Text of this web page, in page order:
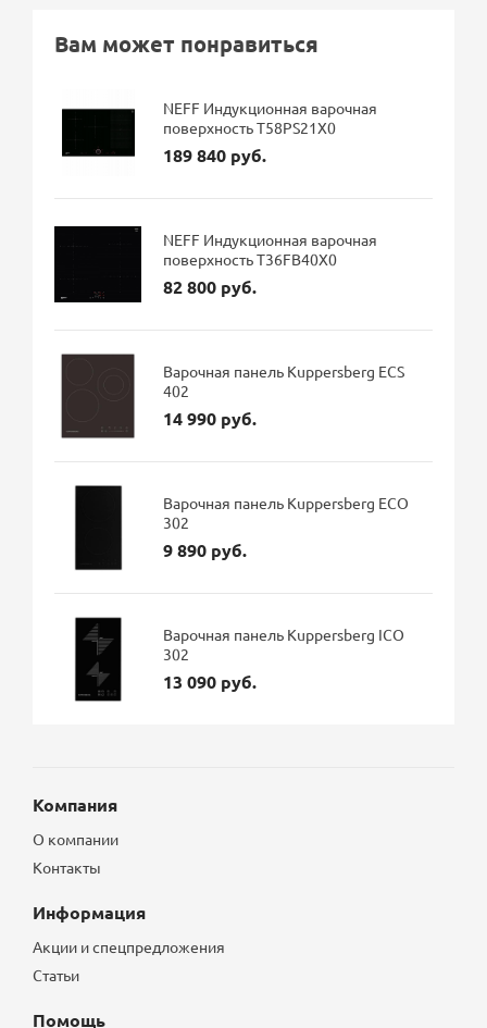
Вам может понравиться
NEFF Индукционная варочная
поверхность T58PS21X0
189 840 руб.
NEFF Индукционная варочная
поверхность T36FB40X0
82 800 руб.
Варочная панель Kuppersberg ECS
402
14 990 руб.
Варочная панель Kuppersberg ECO
302
9 890 руб.
Варочная панель Kuppersberg ICO
302
13 090 руб.
Компания
О компании
Контакты
Информация
Акции и спецпредложения
Статьи
Помощь